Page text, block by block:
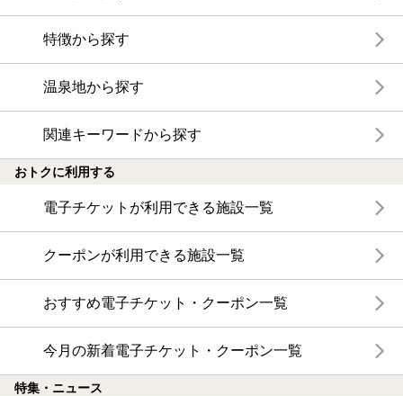
特徴から探す
温泉地から探す
関連キーワードから探す
おトクに利用する
電子チケットが利用できる施設一覧
クーポンが利用できる施設一覧
おすすめ電子チケット・クーポン一覧
今月の新着電子チケット・クーポン一覧
特集・ニュース